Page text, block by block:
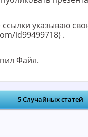
ссылки указываю
id99499718) .
Файл.
5 Случайных статей